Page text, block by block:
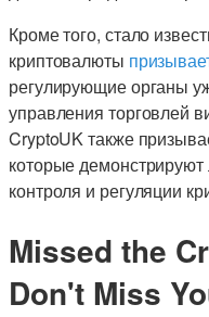
Кроме того, стало
криптовалюты
регулирующие органы
управления торговлей
CryptoUK также
которые
контроля и регуляции
Missed the
Don't Miss